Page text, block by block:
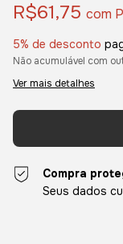
R$61,75 com
5% de desconto
Não acumulável com
Ver mais detalhes
Compra
Seus dados